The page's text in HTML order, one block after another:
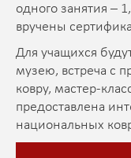
одного занятия –
вручены
Для учащихся
музею, встреча с
ковру, мастер-
предоставлена
национальных